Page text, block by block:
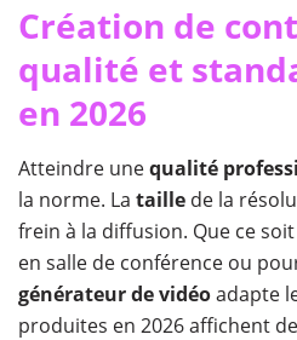
Création de
qualité et
en 2026
Atteindre unequalité
la norme. La taille de la
frein à la diffusion. Que ce
en salle de conférence ou
générateur de vidéoadapte
produites en 2026 affichent